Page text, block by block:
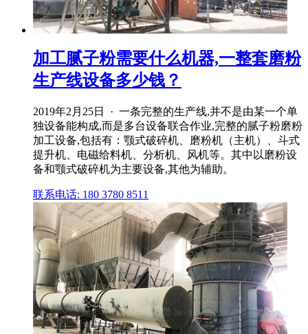
加工腻子粉需要什么机器,一整套磨粉
生产线设备多少钱？
2019年2月25日 · 一条完整的生产线,并不是由某一个单
独设备能构成,而是多台设备联合作业,完整的腻子粉磨粉
加工设备,包括有：颚式破碎机、磨粉机（主机）、斗式
提升机、电磁给料机、分析机、风机等。其中以磨粉设
备和颚式破碎机为主要设备,其他为辅助。
联系电话: 180 3780 8511